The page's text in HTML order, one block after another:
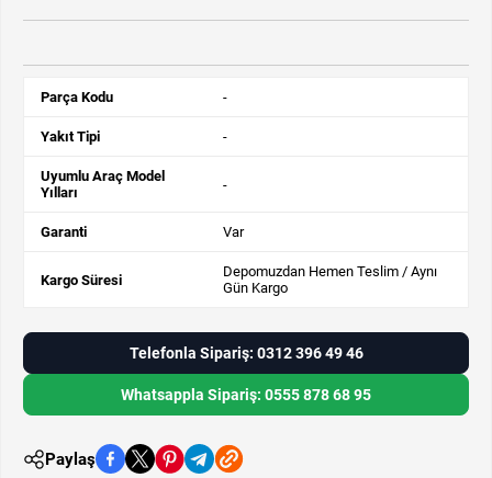
Parça Kodu -
Yakıt Tipi -
Uyumlu Araç Model
Yılları
-
Garanti Var
Kargo Süresi
Depomuzdan Hemen Teslim / Aynı
Gün Kargo
Telefonla Sipariş: 0312 396 49 46
Whatsappla Sipariş: 0555 878 68 95
Paylaş